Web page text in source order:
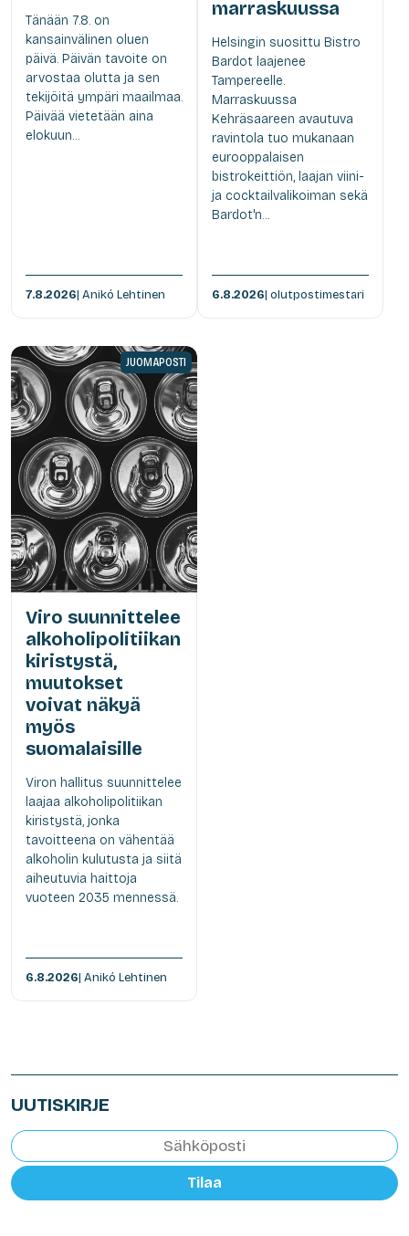
Tänään 7.8. on
kansainvälinen oluen
päivä. Päivän tavoite on
arvostaa olutta ja sen
tekijöitä ympäri maailmaa.
Päivää vietetään aina
elokuun...
7.8.2026| Anikó Lehtinen
marraskuussa
Helsingin suosittu Bistro
Bardot laajenee
Tampereelle.
Marraskuussa
Kehräsaareen avautuva
ravintola tuo mukanaan
eurooppalaisen
bistrokeittiön, laajan viini-
ja cocktailvalikoiman sekä
Bardot'n...
6.8.2026| olutpostimestari
JUOMAPOSTI
Viro suunnittelee
alkoholipolitiikan
kiristystä,
muutokset
voivat näkyä
myös
suomalaisille
Viron hallitus suunnittelee
laajaa alkoholipolitiikan
kiristystä, jonka
tavoitteena on vähentää
alkoholin kulutusta ja siitä
aiheutuvia haittoja
vuoteen 2035 mennessä.
6.8.2026| Anikó Lehtinen
UUTISKIRJE
Tilaa